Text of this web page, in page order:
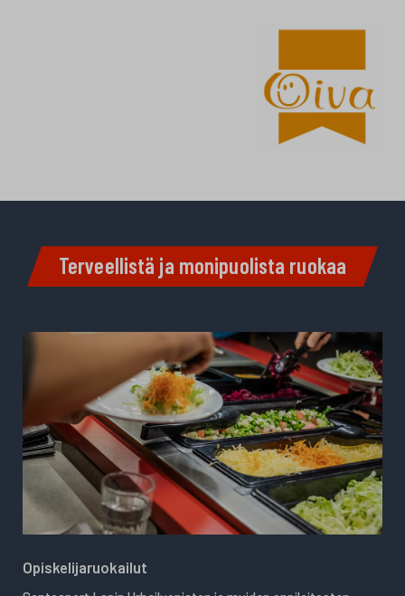
Terveellistä ja monipuolista ruokaa
Opiskelijaruokailut